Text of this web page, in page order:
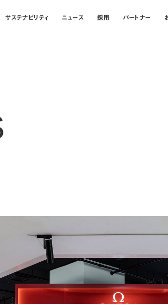
サステナビリティ ニュース 採用 パートナー